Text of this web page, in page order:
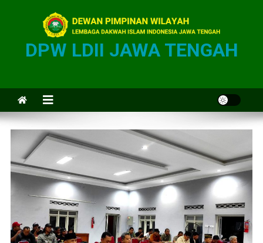
DPW LDII JAWA TENGAH